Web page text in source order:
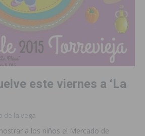
este viernes a ‘La
de la vega
a los niños el Mercado de